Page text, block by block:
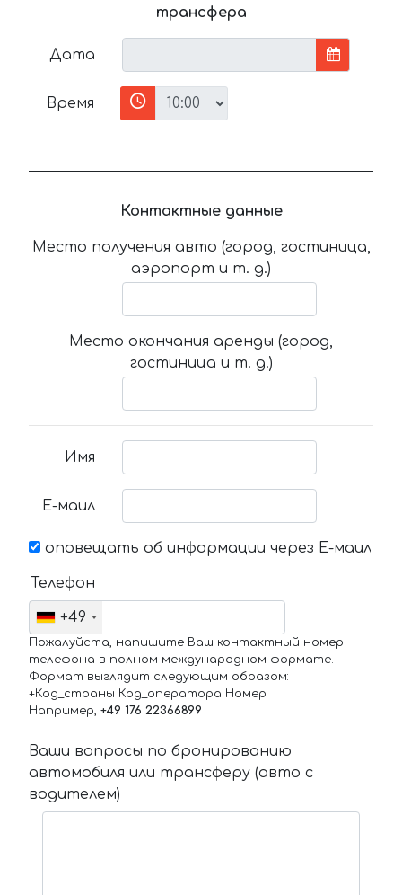
трансфера
Дата
Время
Контактные данные
Место получения авто (город, гостиница,
аэропорт и т. д.)
Место окончания аренды (город,
гостиница и т. д.)
Имя
Е-маил
оповещать об информации через Е-маил
Телефон
+49
Пожалуйста, напишите Ваш контактный номер
телефона в полном международном формате.
Формат выглядит следующим образом:
+Код_страны Код_оператора Номер
Например, +49 176 22366899
Ваши вопросы по бронированию
автомобиля или трансферу (авто с
водителем)